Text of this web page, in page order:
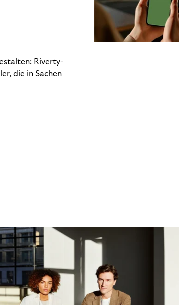
Riverty-
die in Sachen